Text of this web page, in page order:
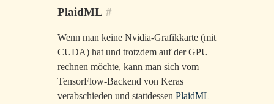
PlaidML #
Wenn man keine Nvidia-Grafikkarte (mit
CUDA) hat und trotzdem auf der GPU
rechnen möchte, kann man sich vom
TensorFlow-Backend von Keras
verabschieden und stattdessenPlaidML